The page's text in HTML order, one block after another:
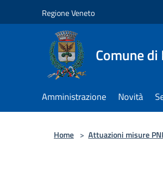
Regione Veneto
Comune
Amministrazione Novità
Home > Attuazioni misure